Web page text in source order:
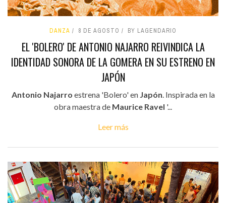
DANZA 8 DE AGOSTO BY LAGENDARIO
EL 'BOLERO' DE ANTONIO NAJARRO REIVINDICA LA
IDENTIDAD SONORA DE LA GOMERA EN SU ESTRENO EN
JAPÓN
Antonio Najarro estrena 'Bolero' en Japón . Inspirada en la
obra maestra de Maurice Ravel '...
Leer más